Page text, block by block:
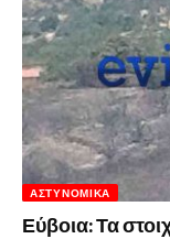
ΑΣΤΥΝΟΜΙΚΆ
Εύβοια: Τα